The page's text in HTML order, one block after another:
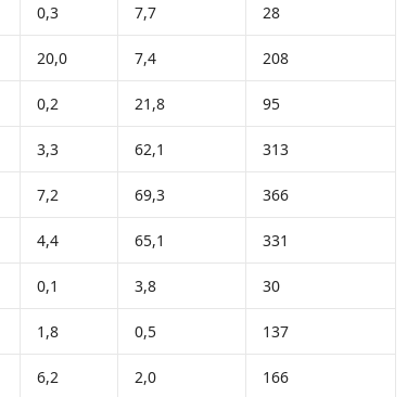
0,3 7,7 28
20,0 7,4 208
0,2 21,8 95
3,3 62,1 313
7,2 69,3 366
4,4 65,1 331
0,1 3,8 30
1,8 0,5 137
6,2 2,0 166